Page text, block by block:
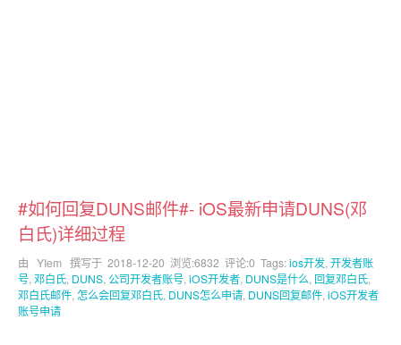
#如何回复DUNS邮件#- iOS最新申请DUNS(邓
白氏)详细过程
由 YIem 撰写于 2018-12-20 浏览:6832 评论:0 Tags:ios开发, 开发者账
号, 邓白氏, DUNS, 公司开发者账号, iOS开发者, DUNS是什么, 回复邓白氏,
邓白氏邮件, 怎么会回复邓白氏, DUNS怎么申请, DUNS回复邮件, iOS开发者
账号申请